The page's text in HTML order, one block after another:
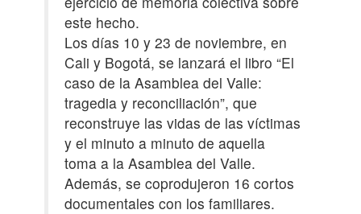
este hecho.
Los días 10 y 23 de noviembre, en
Cali y Bogotá, se lanzará el libro “El
caso de la Asamblea del Valle:
tragedia y reconciliación”, que
reconstruye las vidas de las víctimas
y el minuto a minuto de aquella
toma a la Asamblea del Valle.
Además, se coprodujeron 16 cortos
documentales con los familiares.